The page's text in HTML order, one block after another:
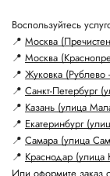
Воспользуйтесь
📍 Москва
📍 Москва
📍 Жуковка (Рублево
📍 Санкт-Петербург
📍 Казань (улица
📍 Екатеринбург
📍 Самара (улица
📍 Краснодар (улица